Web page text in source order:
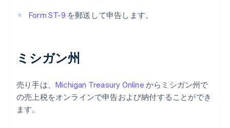
Form ST-9 を郵送して申告します。
ミシガン州
売り手は、 Michigan Treasury Online からミシガン州で
の売上税をオンラインで申告および納付することができ
ます。